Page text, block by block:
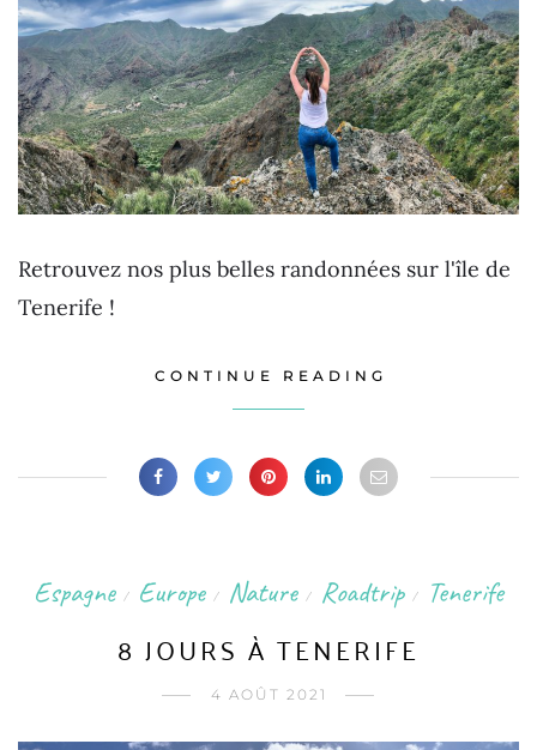
Retrouvez nos plus belles randonnées sur l'île de
Tenerife !
CONTINUE READING
Espagne / Europe / Nature / Roadtrip / Tenerife
8 JOURS À TENERIFE
4 AOÛT 2021